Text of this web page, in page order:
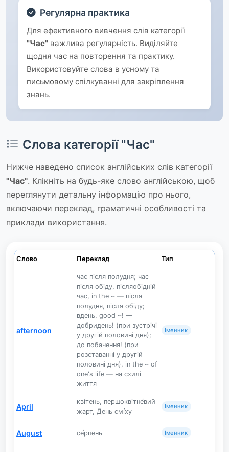
Регулярна практика
Для ефективного вивчення слів категорії
"Час" важлива регулярність. Виділяйте
щодня час на повторення та практику.
Використовуйте слова в усному та
письмовому спілкуванні для закріплення
знань.
Слова категорії "Час"
Нижче наведено список англійських слів категорії
"Час". Клікніть на будь-яке слово англійською, щоб
переглянути детальну інформацію про нього,
включаючи переклад, граматичні особливості та
приклади використання.
Слово Переклад Тип
afternoon
час після полудня; час
після обіду, післяобідній
час, in the ~ — після
полудня, після обіду;
вдень, good ~! —
добридень! (при зустрічі
у другій половині дня);
до побачення! (при
розставанні у другій
половині дня), in the ~ of
one's life — на схилі
життя
Іменник
April
кві́тень, першоквітне́вий
жарт, День смі́ху
Іменник
August се́рпень Іменник